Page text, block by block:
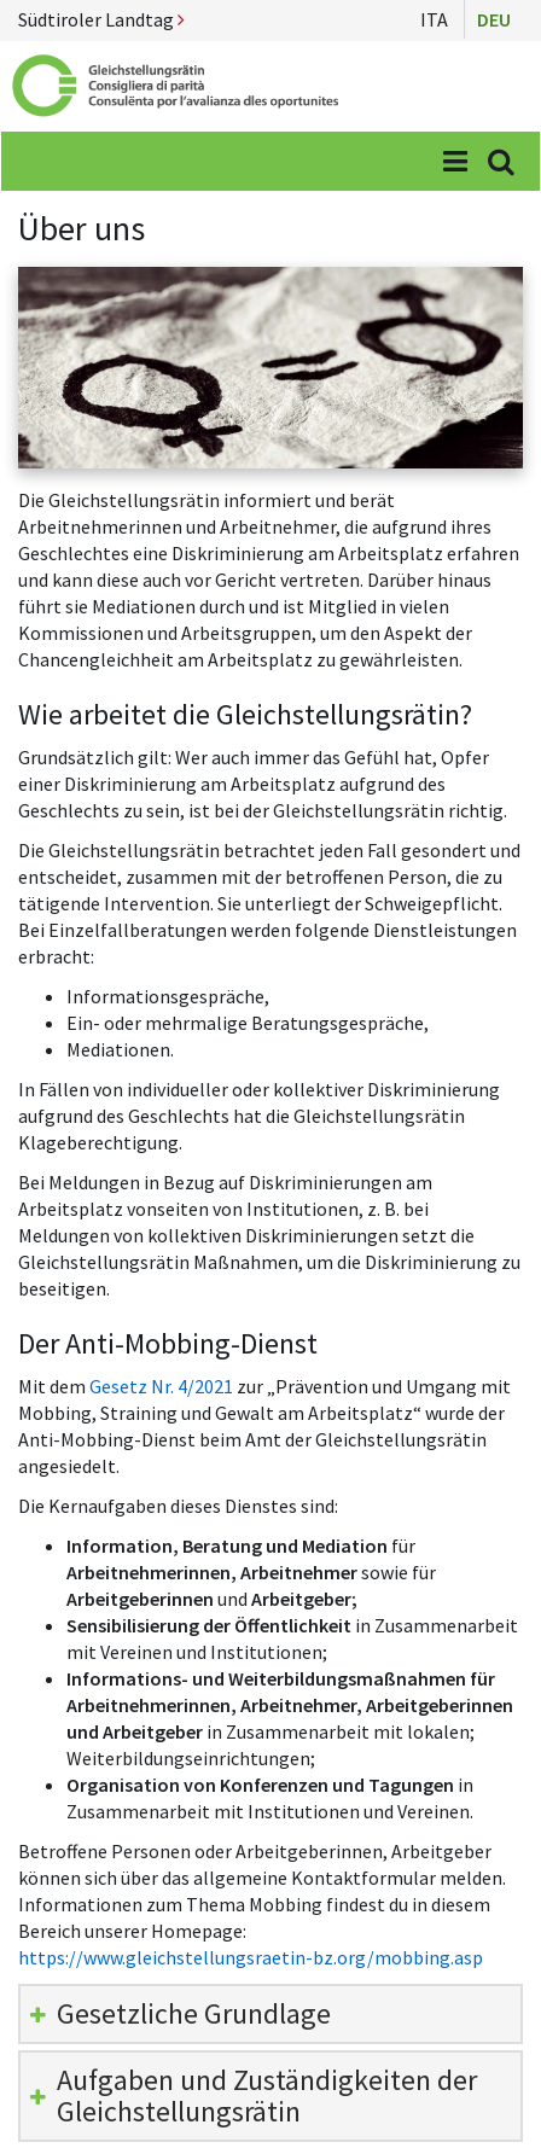
Südtiroler Landtag ITA DEU
Menü
Über uns
Die Gleichstellungsrätin informiert und berät
Arbeitnehmerinnen und Arbeitnehmer, die aufgrund ihres
Geschlechtes eine Diskriminierung am Arbeitsplatz erfahren
und kann diese auch vor Gericht vertreten. Darüber hinaus
führt sie Mediationen durch und ist Mitglied in vielen
Kommissionen und Arbeitsgruppen, um den Aspekt der
Chancengleichheit am Arbeitsplatz zu gewährleisten.
Wie arbeitet die Gleichstellungsrätin?
Grundsätzlich gilt: Wer auch immer das Gefühl hat, Opfer
einer Diskriminierung am Arbeitsplatz aufgrund des
Geschlechts zu sein, ist bei der Gleichstellungsrätin richtig.
Die Gleichstellungsrätin betrachtet jeden Fall gesondert und
entscheidet, zusammen mit der betroffenen Person, die zu
tätigende Intervention. Sie unterliegt der Schweigepflicht.
Bei Einzelfallberatungen werden folgende Dienstleistungen
erbracht:
Informationsgespräche,
Ein- oder mehrmalige Beratungsgespräche,
Mediationen.
In Fällen von individueller oder kollektiver Diskriminierung
aufgrund des Geschlechts hat die Gleichstellungsrätin
Klageberechtigung.
Bei Meldungen in Bezug auf Diskriminierungen am
Arbeitsplatz vonseiten von Institutionen, z. B. bei
Meldungen von kollektiven Diskriminierungen setzt die
Gleichstellungsrätin Maßnahmen, um die Diskriminierung zu
beseitigen.
Der Anti-Mobbing-Dienst
Mit dem Gesetz Nr. 4/2021 zur „Prävention und Umgang mit
Mobbing, Straining und Gewalt am Arbeitsplatz“ wurde der
Anti-Mobbing-Dienst beim Amt der Gleichstellungsrätin
angesiedelt.
Die Kernaufgaben dieses Dienstes sind:
Information, Beratung und Mediation für
Arbeitnehmerinnen, Arbeitnehmersowie für
Arbeitgeberinnen und Arbeitgeber;
Sensibilisierung der Öffentlichkeit in Zusammenarbeit
mit Vereinen und Institutionen;
Informations- und Weiterbildungsmaßnahmen für
Arbeitnehmerinnen, Arbeitnehmer, Arbeitgeberinnen
und Arbeitgeber in Zusammenarbeit mit lokalen;
Weiterbildungseinrichtungen;
Organisation von Konferenzen und Tagungen in
Zusammenarbeit mit Institutionen und Vereinen.
Betroffene Personen oder Arbeitgeberinnen, Arbeitgeber
können sich über das allgemeine Kontaktformular melden.
Informationen zum Thema Mobbing findest du in diesem
Bereich unserer Homepage:
https://www.gleichstellungsraetin-bz.org/mobbing.asp
Gesetzliche Grundlage
Aufgaben und Zuständigkeiten der
Gleichstellungsrätin